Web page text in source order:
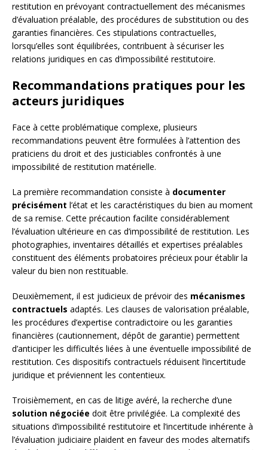
restitution en prévoyant contractuellement des mécanismes
d’évaluation préalable, des procédures de substitution ou des
garanties financières. Ces stipulations contractuelles,
lorsqu’elles sont équilibrées, contribuent à sécuriser les
relations juridiques en cas d’impossibilité restitutoire.
Recommandations pratiques pour les
acteurs juridiques
Face à cette problématique complexe, plusieurs
recommandations peuvent être formulées à l’attention des
praticiens du droit et des justiciables confrontés à une
impossibilité de restitution matérielle.
La première recommandation consiste à documenter
précisément l’état et les caractéristiques du bien au moment
de sa remise. Cette précaution facilite considérablement
l’évaluation ultérieure en cas d’impossibilité de restitution. Les
photographies, inventaires détaillés et expertises préalables
constituent des éléments probatoires précieux pour établir la
valeur du bien non restituable.
Deuxièmement, il est judicieux de prévoir des mécanismes
contractuels adaptés. Les clauses de valorisation préalable,
les procédures d’expertise contradictoire ou les garanties
financières (cautionnement, dépôt de garantie) permettent
d’anticiper les difficultés liées à une éventuelle impossibilité de
restitution. Ces dispositifs contractuels réduisent l’incertitude
juridique et préviennent les contentieux.
Troisièmement, en cas de litige avéré, la recherche d’une
solution négociée doit être privilégiée. La complexité des
situations d’impossibilité restitutoire et l’incertitude inhérente à
l’évaluation judiciaire plaident en faveur des modes alternatifs